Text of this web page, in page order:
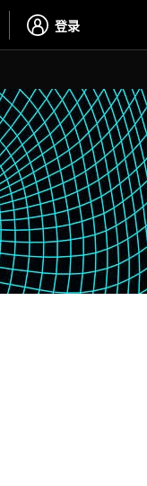
登录